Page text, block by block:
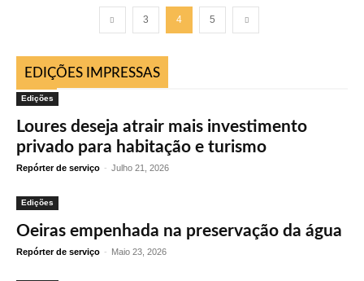
3 4 5
EDIÇÕES IMPRESSAS
Edições
Loures deseja atrair mais investimento
privado para habitação e turismo
Repórter de serviço - Julho 21, 2026
Edições
Oeiras empenhada na preservação da água
Repórter de serviço - Maio 23, 2026